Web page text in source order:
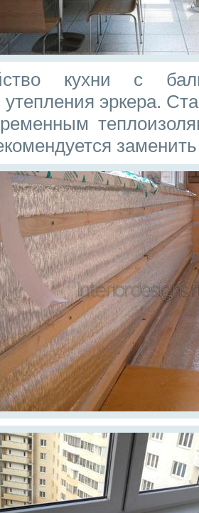
кухни с
утепления эркера.